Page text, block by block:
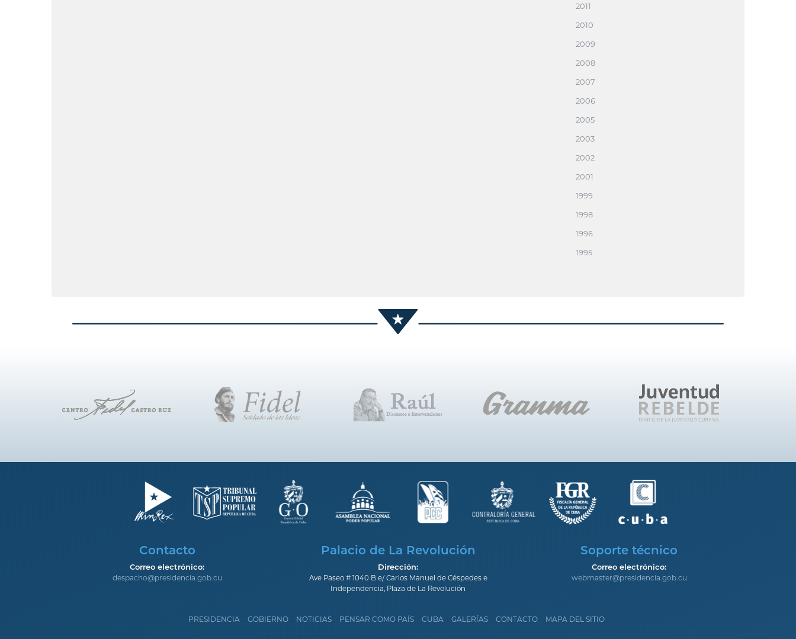
2011
2010
2009
2008
2007
2006
2005
2003
2002
2001
1999
1998
1996
1995
Contacto
Correo electrónico:
despacho@presidencia.gob.cu
Palacio de La Revolución
Dirección:
Ave Paseo # 1040 B e/ Carlos Manuel de Céspedes e
Independencia, Plaza de La Revolución
Soporte técnico
Correo electrónico:
webmaster@presidencia.gob.cu
PRESIDENCIA GOBIERNO NOTICIAS PENSAR COMO PAÍS CUBA GALERÍAS CONTACTO MAPA DEL SITIO